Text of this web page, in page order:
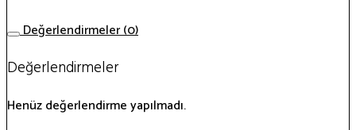
Değerlendirmeler (0)
Değerlendirmeler
Henüz değerlendirme yapılmadı.